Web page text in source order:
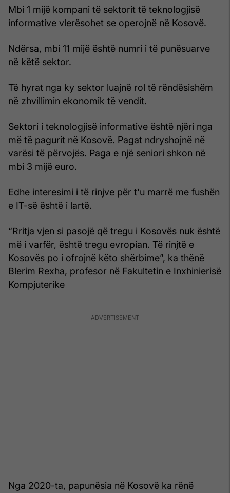
Mbi 1 mijë kompani të sektorit të teknologjisë
informative vlerësohet se operojnë në Kosovë.
Ndërsa, mbi 11 mijë është numri i të punësuarve
në këtë sektor.
Të hyrat nga ky sektor luajnë rol të rëndësishëm
në zhvillimin ekonomik të vendit.
Sektori i teknologjisë informative është njëri nga
më të pagurit në Kosovë. Pagat ndryshojnë në
varësi të përvojës. Paga e një seniori shkon në
mbi 3 mijë euro.
Edhe interesimi i të rinjve për t'u marrë me fushën
e IT-së është i lartë.
“Rritja vjen si pasojë që tregu i Kosovës nuk është
më i varfër, është tregu evropian. Të rinjtë e
Kosovës po i ofrojnë këto shërbime”, ka thënë
Blerim Rexha, profesor në Fakultetin e Inxhinierisë
Kompjuterike
Nga 2020-ta, papunësia në Kosovë ka rënë